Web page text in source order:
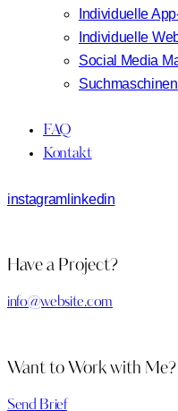
Individuelle
Individuelle
Social Media
FAQ
Kontakt
instagram linkedin
Have a Project?
info@website.com
Want to Work with Me?
Send Brief